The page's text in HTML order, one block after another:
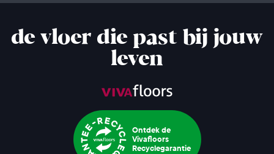
de vloer die past bij jouw
leven
Ontdek de
Vivafloors
Recyclegarantie